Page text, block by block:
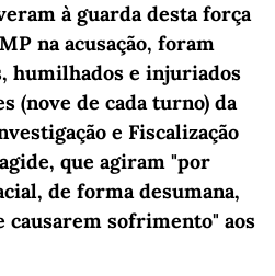
à guarda desta força
na acusação, foram
humilhados e injuriados
(nove de cada turno) da
e Fiscalização
que agiram "por
de forma desumana,
sofrimento" aos